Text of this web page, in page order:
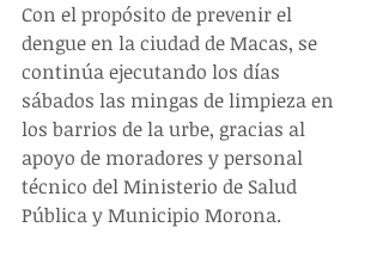
Con el propósito de prevenir el
dengue en la ciudad de Macas, se
continúa ejecutando los días
sábados las mingas de limpieza en
los barrios de la urbe, gracias al
apoyo de moradores y personal
técnico del Ministerio de Salud
Pública y Municipio Morona.